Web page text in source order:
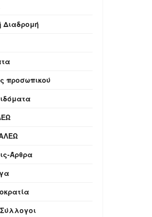
Διαδρομή
προσωπικού
Άρθρα